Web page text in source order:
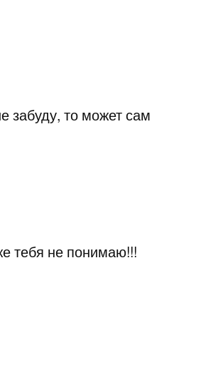
забуду, то может сам
тебя не понимаю!!!